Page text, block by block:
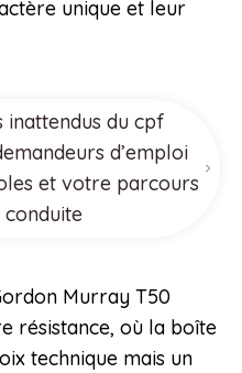
unique et leur
inattendus du cpf
d’emploi
et votre parcours
conduite
Murray T50
résistance, où la boîte
technique mais un